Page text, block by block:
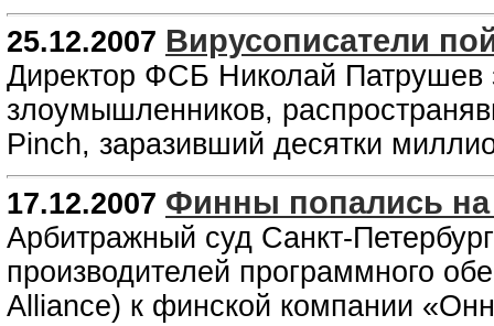
25.12.2007 Вирусописатели
Директор ФСБ Николай Патрушев
злоумышленников,
Pinch, заразивший десятки
17.12.2007 Финны попались
Арбитражный суд Санкт-
производителей программного
Alliance) к финской компании